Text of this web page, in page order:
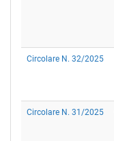
Circolare N. 32/2025
Circolare N. 31/2025